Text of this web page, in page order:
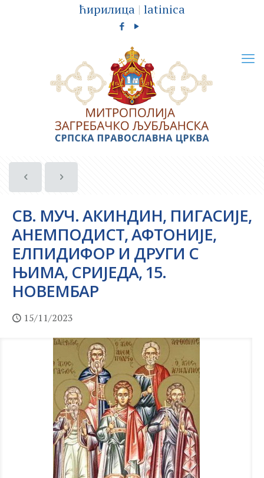
ћирилица | latinica
СВ. МУЧ. АКИНДИН, ПИГАСИЈЕ,
АНЕМПОДИСТ, АФТОНИЈЕ,
ЕЛПИДИФОР И ДРУГИ С
ЊИМА, СРИЈЕДА, 15.
НОВЕМБАР
15/11/2023